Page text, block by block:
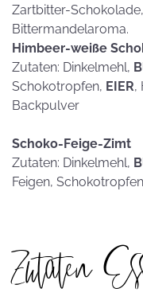
Zartbitter-
Bittermandelaroma.
Himbeer-weiße
Zutaten: Dinkelmehl,
Schokotropfen, EIER,
Backpulver
Schoko-Feige-Zimt
Zutaten: Dinkelmehl,
Feigen,
Zutaten